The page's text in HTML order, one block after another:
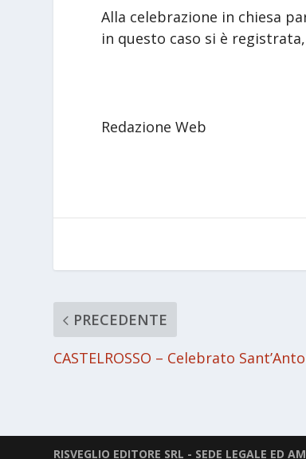
Alla celebrazione in chiesa
in questo caso si è
Redazione Web
PRECEDENTE
CASTELROSSO – Celebrato
RISVEGLIO EDITORE SRL - SEDE LEGALE ED